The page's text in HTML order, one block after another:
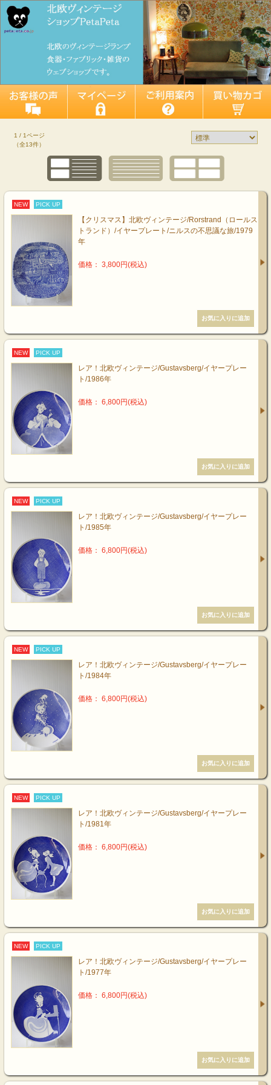
1 / 1ページ
（全13件）
NEW PICK UP
【クリスマス】北欧ヴィンテージ/Rorstrand（ロールス
トランド）/イヤープレート/ニルスの不思議な旅/1979
年
価格： 3,800円(税込)
NEW PICK UP
レア！北欧ヴィンテージ/Gustavsberg/イヤープレー
ト/1986年
価格： 6,800円(税込)
NEW PICK UP
レア！北欧ヴィンテージ/Gustavsberg/イヤープレー
ト/1985年
価格： 6,800円(税込)
NEW PICK UP
レア！北欧ヴィンテージ/Gustavsberg/イヤープレー
ト/1984年
価格： 6,800円(税込)
NEW PICK UP
レア！北欧ヴィンテージ/Gustavsberg/イヤープレー
ト/1981年
価格： 6,800円(税込)
NEW PICK UP
レア！北欧ヴィンテージ/Gustavsberg/イヤープレー
ト/1977年
価格： 6,800円(税込)